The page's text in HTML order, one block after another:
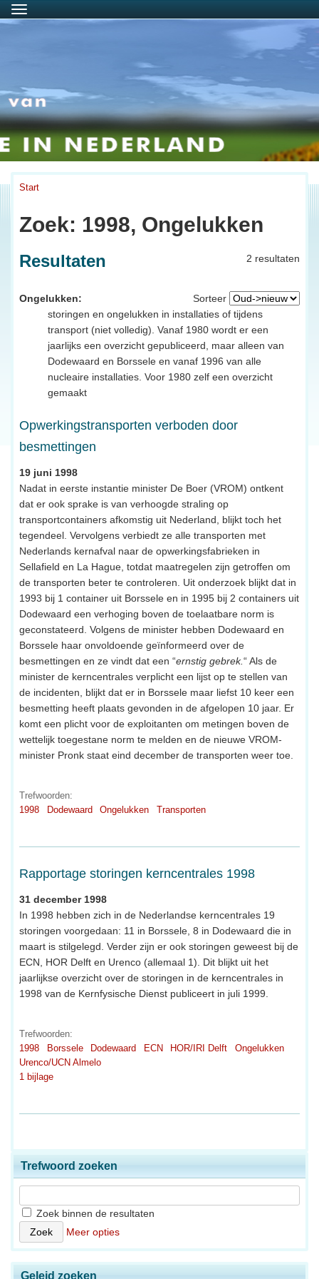
Menu
Start
Zoek: 1998, Ongelukken
2 resultaten
Resultaten
Sorteer
Ongelukken:
storingen en ongelukken in installaties of tijdens
transport (niet volledig). Vanaf 1980 wordt er een
jaarlijks een overzicht gepubliceerd, maar alleen van
Dodewaard en Borssele en vanaf 1996 van alle
nucleaire installaties. Voor 1980 zelf een overzicht
gemaakt
Opwerkingstransporten verboden door
besmettingen
19 juni 1998
Nadat in eerste instantie minister De Boer (VROM) ontkent
dat er ook sprake is van verhoogde straling op
transportcontainers afkomstig uit Nederland, blijkt toch het
tegendeel. Vervolgens verbiedt ze alle transporten met
Nederlands kernafval naar de opwerkingsfabrieken in
Sellafield en La Hague, totdat maatregelen zijn getroffen om
de transporten beter te controleren. Uit onderzoek blijkt dat in
1993 bij 1 container uit Borssele en in 1995 bij 2 containers uit
Dodewaard een verhoging boven de toelaatbare norm is
geconstateerd. Volgens de minister hebben Dodewaard en
Borssele haar onvoldoende geïnformeerd over de
besmettingen en ze vindt dat een “ernstig gebrek.“ Als de
minister de kerncentrales verplicht een lijst op te stellen van
de incidenten, blijkt dat er in Borssele maar liefst 10 keer een
besmetting heeft plaats gevonden in de afgelopen 10 jaar. Er
komt een plicht voor de exploitanten om metingen boven de
wettelijk toegestane norm te melden en de nieuwe VROM-
minister Pronk staat eind december de transporten weer toe.
Trefwoorden:
1998
Dodewaard Ongelukken Transporten
Rapportage storingen kerncentrales 1998
31 december 1998
In 1998 hebben zich in de Nederlandse kerncentrales 19
storingen voorgedaan: 11 in Borssele, 8 in Dodewaard die in
maart is stilgelegd. Verder zijn er ook storingen geweest bij de
ECN, HOR Delft en Urenco (allemaal 1). Dit blijkt uit het
jaarlijkse overzicht over de storingen in de kerncentrales in
1998 van de Kernfysische Dienst publiceert in juli 1999.
Trefwoorden:
1998
Borssele Dodewaard ECN HOR/IRI Delft
Ongelukken
Urenco/UCN Almelo
1 bijlage
Trefwoord zoeken
Zoek binnen de resultaten
Meer opties
Geleid zoeken